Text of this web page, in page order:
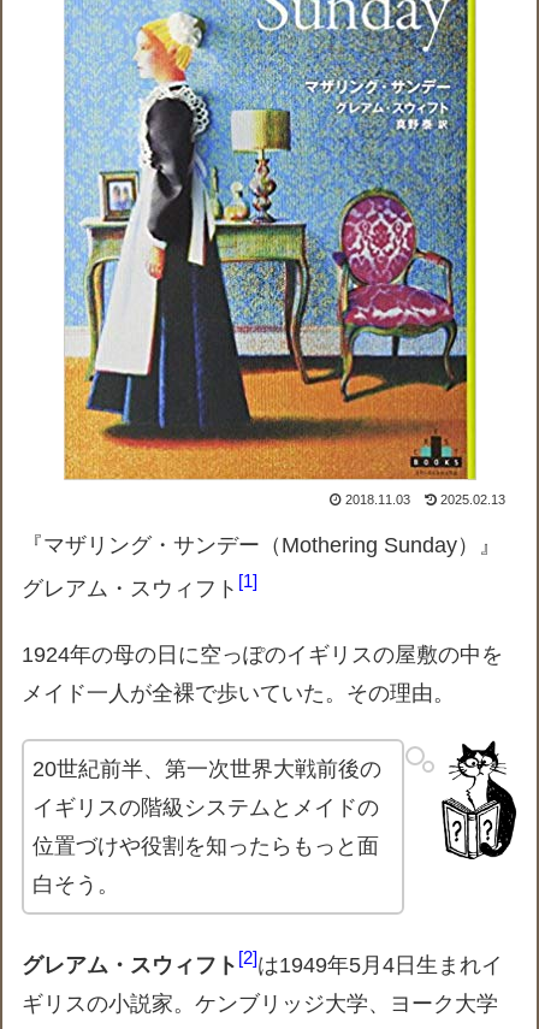
2018.11.03 2025.02.13
『マザリング・サンデー（Mothering Sunday）』
グレアム・スウィフト 1
1924年の母の日に空っぽのイギリスの屋敷の中を
メイド一人が全裸で歩いていた。その理由。
20世紀前半、第一次世界大戦前後の
イギリスの階級システムとメイドの
位置づけや役割を知ったらもっと面
白そう。
グレアム・スウィフト 2 は1949年5月4日生まれイ
ギリスの小説家。ケンブリッジ大学、ヨーク大学